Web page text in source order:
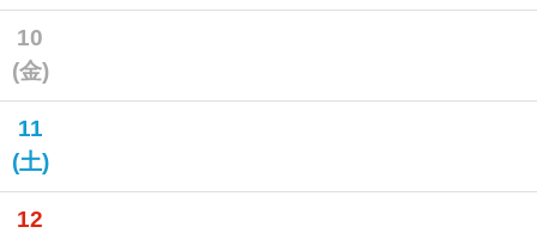
10
(金)
11
(土)
12